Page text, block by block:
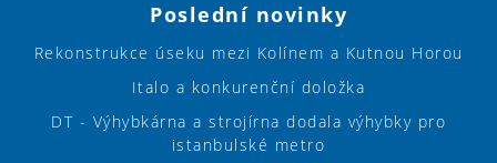
Poslední novinky
Rekonstrukce úseku mezi Kolínem a Kutnou Horou
Italo a konkurenční doložka
DT - Výhybkárna a strojírna dodala výhybky pro
istanbulské metro